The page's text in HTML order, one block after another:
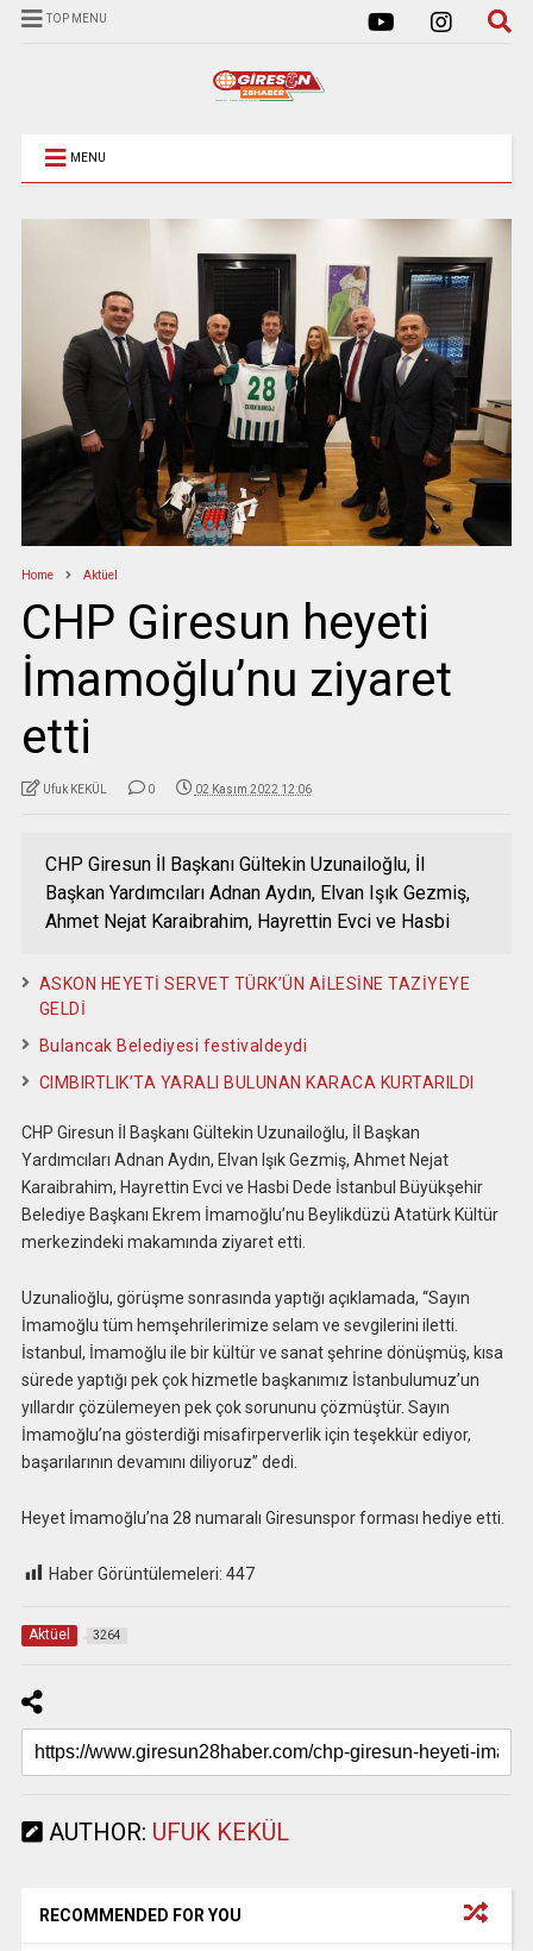
TOP MENU
MENU
Home Aktüel
CHP Giresun heyeti
İmamoğlu’nu ziyaret
etti
Ufuk KEKÜL 0 02 Kasım 2022 12:06
CHP Giresun İl Başkanı Gültekin Uzunailoğlu, İl
Başkan Yardımcıları Adnan Aydın, Elvan Işık Gezmiş,
Ahmet Nejat Karaibrahim, Hayrettin Evci ve Hasbi
ASKON HEYETİ SERVET TÜRK’ÜN AİLESİNE TAZİYEYE
GELDİ
Bulancak Belediyesi festivaldeydi
CIMBIRTLIK’TA YARALI BULUNAN KARACA KURTARILDI
CHP Giresun İl Başkanı Gültekin Uzunailoğlu, İl Başkan
Yardımcıları Adnan Aydın, Elvan Işık Gezmiş, Ahmet Nejat
Karaibrahim, Hayrettin Evci ve Hasbi Dede İstanbul Büyükşehir
Belediye Başkanı Ekrem İmamoğlu’nu Beylikdüzü Atatürk Kültür
merkezindeki makamında ziyaret etti.
Uzunalioğlu, görüşme sonrasında yaptığı açıklamada, “Sayın
İmamoğlu tüm hemşehrilerimize selam ve sevgilerini iletti.
İstanbul, İmamoğlu ile bir kültür ve sanat şehrine dönüşmüş, kısa
sürede yaptığı pek çok hizmetle başkanımız İstanbulumuz’un
yıllardır çözülemeyen pek çok sorununu çözmüştür. Sayın
İmamoğlu’na gösterdiği misafirperverlik için teşekkür ediyor,
başarılarının devamını diliyoruz” dedi.
Heyet İmamoğlu’na 28 numaralı Giresunspor forması hediye etti.
Haber Görüntülemeleri: 447
Aktüel 3264
AUTHOR: UFUK KEKÜL
RECOMMENDED FOR YOU